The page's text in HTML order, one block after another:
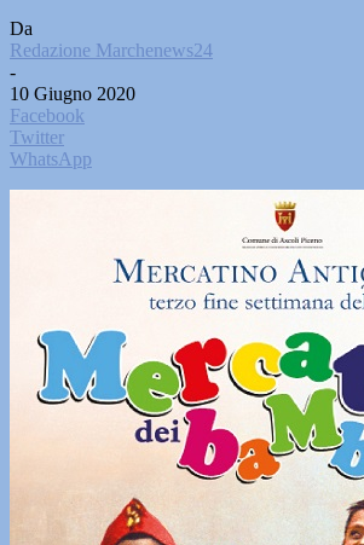
Da
Redazione Marchenews24
-
10 Giugno 2020
Facebook
Twitter
WhatsApp